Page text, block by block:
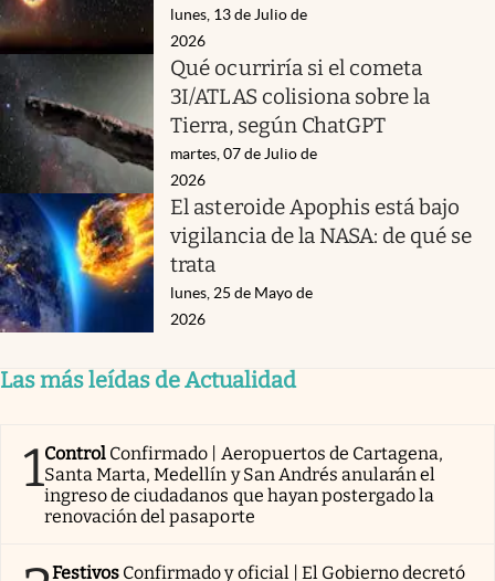
lunes, 13 de Julio de
2026
Qué ocurriría si el cometa
3I/ATLAS colisiona sobre la
Tierra, según ChatGPT
martes, 07 de Julio de
2026
El asteroide Apophis está bajo
vigilancia de la NASA: de qué se
trata
lunes, 25 de Mayo de
2026
Las más leídas de Actualidad
1Control Confirmado | Aeropuertos de Cartagena,
Santa Marta, Medellín y San Andrés anularán el
ingreso de ciudadanos que hayan postergado la
renovación del pasaporte
Festivos Confirmado y oficial | El Gobierno decretó